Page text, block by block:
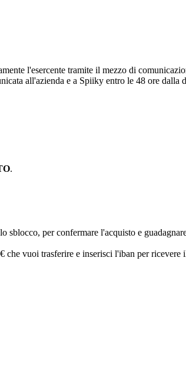
l'esercente tramite il mezzo di
all'azienda e a Spiiky entro le 48 ore
.
sblocco, per confermare l'acquisto e
vuoi trasferire e inserisci l'iban per